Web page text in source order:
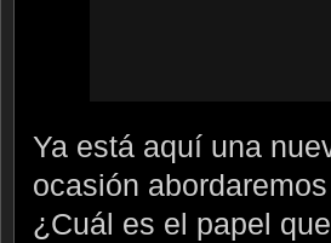
Ya está aquí una
ocasión
¿Cuál es el papel